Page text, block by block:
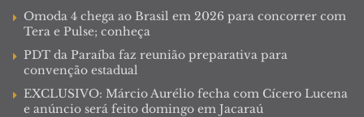
Omoda 4 chega ao Brasil em 2026 para concorrer com
Tera e Pulse; conheça
PDT da Paraíba faz reunião preparativa para
convenção estadual
EXCLUSIVO: Márcio Aurélio fecha com Cícero Lucena
e anúncio será feito domingo em Jacaraú